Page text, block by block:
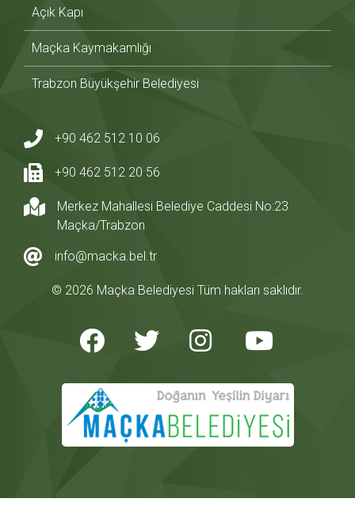
Açık Kapı
Maçka Kaymakamlığı
Trabzon Büyükşehir Belediyesi
+90 462 512 10 06
+90 462 512 20 56
Merkez Mahallesi Belediye Caddesi No:23
Maçka/Trabzon
info@macka.bel.tr
© 2026 Maçka Belediyesi Tüm hakları saklıdır.